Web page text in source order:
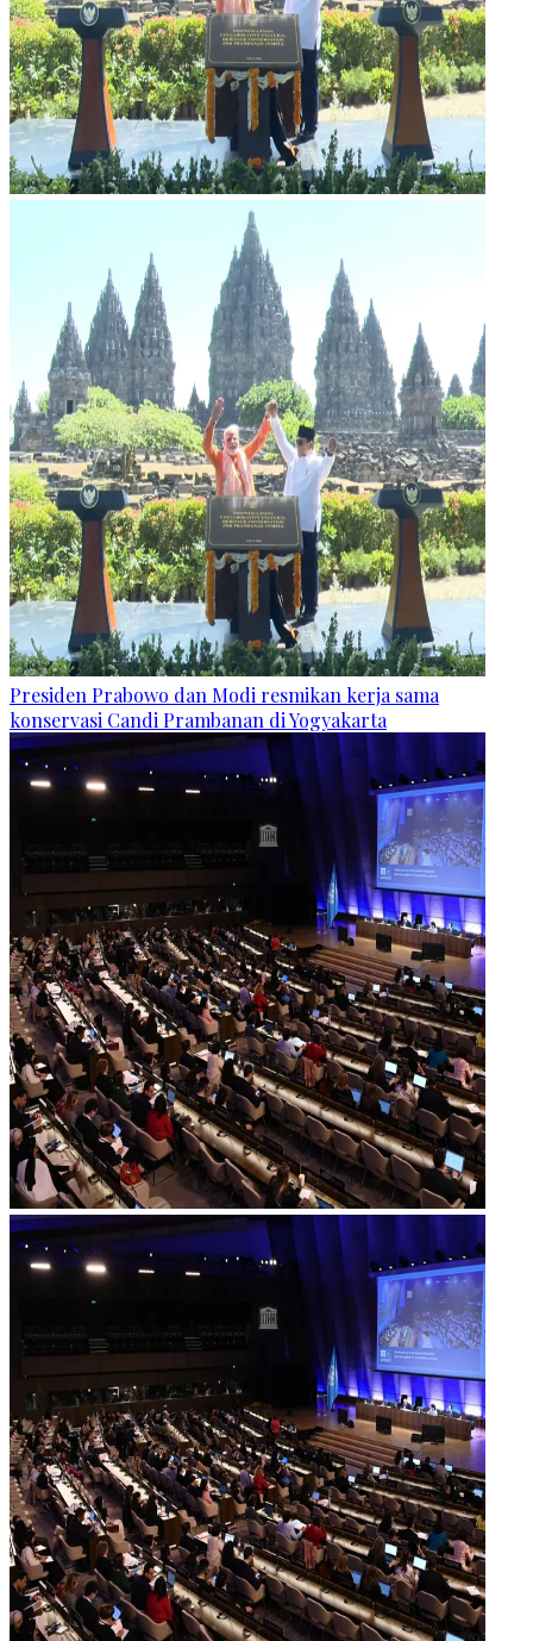
Presiden Prabowo dan Modi resmikan kerja sama
konservasi Candi Prambanan di Yogyakarta